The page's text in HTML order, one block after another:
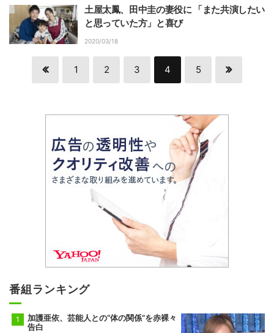
土屋太鳳、田中圭の妻役に 「また共演したい
と思っていた方」と喜び
2020/03/18
1 2 3 4 5
番組ランキング
加護亜依、芸能人との“体の関係”を赤裸々
告白